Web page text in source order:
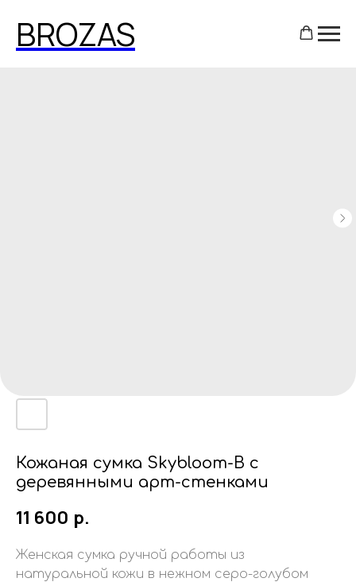
BROZAS
Кожаная сумка Skybloom-B с
деревянными арт-стенками
11 600 р.
Женская сумка ручной работы из
натуральной кожи в нежном серо-голубом